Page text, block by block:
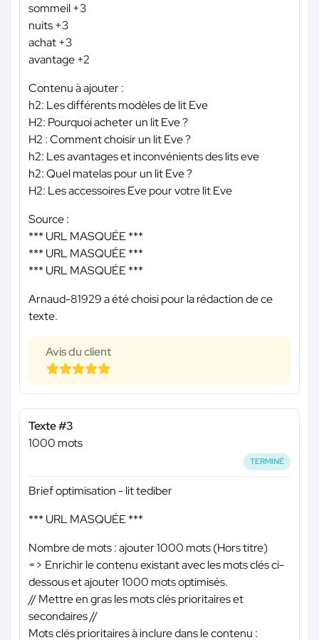
sommeil +3
nuits +3
achat +3
avantage +2
Contenu à ajouter :
h2: Les différents modèles de lit Eve
H2: Pourquoi acheter un lit Eve ?
H2 : Comment choisir un lit Eve ?
h2: Les avantages et inconvénients des lits eve
h2: Quel matelas pour un lit Eve ?
H2: Les accessoires Eve pour votre lit Eve
Source :
*** URL MASQUÉE ***
*** URL MASQUÉE ***
*** URL MASQUÉE ***
Arnaud-81929 a été choisi pour la rédaction de ce
texte.
Avis du client
Texte #3
1000 mots
TERMINÉ
Brief optimisation - lit tediber
*** URL MASQUÉE ***
Nombre de mots : ajouter 1000 mots (Hors titre)
=> Enrichir le contenu existant avec les mots clés ci-
dessous et ajouter 1000 mots optimisés.
// Mettre en gras les mots clés prioritaires et
secondaires //
Mots clés prioritaires à inclure dans le contenu :